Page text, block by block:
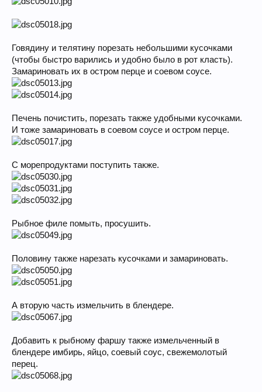
Говядину и телятину порезать небольшими кусочками
(чтобы быстро варились и удобно было в рот класть).
Замариновать их в остром перце и соевом соусе.
Печень почистить, порезать также удобными кусочками.
И тоже замариновать в соевом соусе и остром перце.
С морепродуктами поступить также.
Рыбное филе помыть, просушить.
Половину также нарезать кусочками и замариновать.
А вторую часть измельчить в блендере.
Добавить к рыбному фаршу также измельченный в
блендере имбирь, яйцо, соевый соус, свежемолотый
перец.